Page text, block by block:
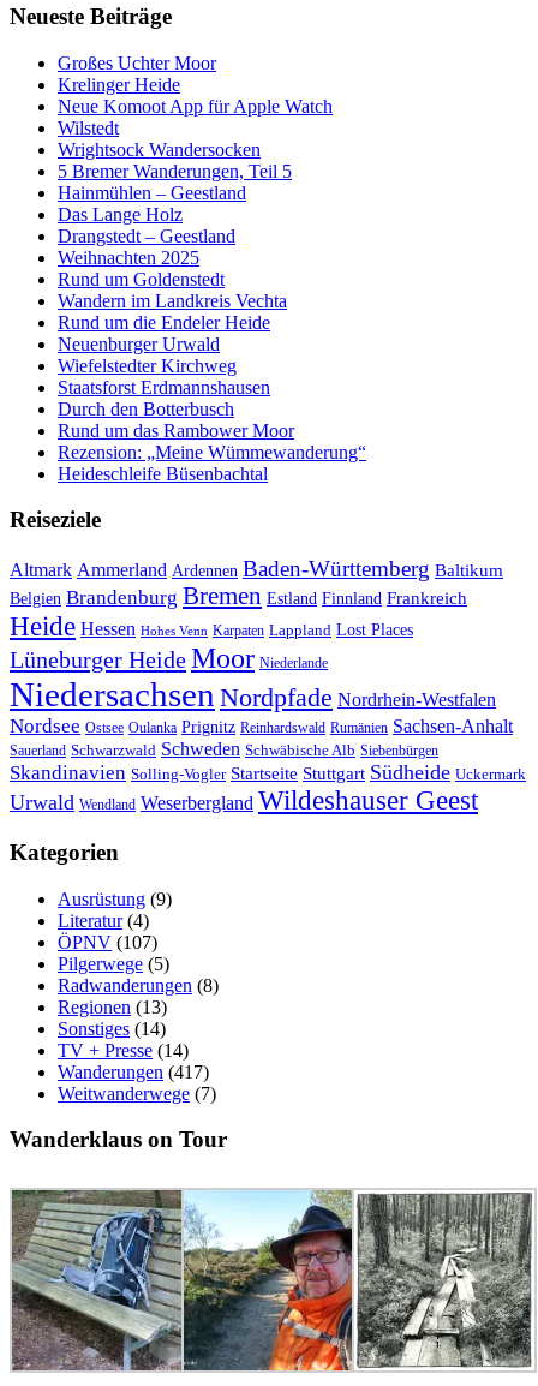
Neueste Beiträge
Großes Uchter Moor
Krelinger Heide
Neue Komoot App für Apple Watch
Wilstedt
Wrightsock Wandersocken
5 Bremer Wanderungen, Teil 5
Hainmühlen – Geestland
Das Lange Holz
Drangstedt – Geestland
Weihnachten 2025
Rund um Goldenstedt
Wandern im Landkreis Vechta
Rund um die Endeler Heide
Neuenburger Urwald
Wiefelstedter Kirchweg
Staatsforst Erdmannshausen
Durch den Botterbusch
Rund um das Rambower Moor
Rezension: „Meine Wümmewanderung“
Heideschleife Büsenbachtal
Reiseziele
Altmark Ammerland Ardennen Baden-Württemberg Baltikum
Belgien Brandenburg Bremen Estland Finnland Frankreich
Heide Hessen Hohes Venn Karpaten Lappland Lost Places
Lüneburger HeideMoor Niederlande
Niedersachsen Nordpfade Nordrhein-Westfalen
Nordsee Ostsee Oulanka Prignitz Reinhardswald Rumänien Sachsen-Anhalt
Sauerland Schwarzwald Schweden Schwäbische Alb Siebenbürgen
Skandinavien Solling-Vogler Startseite Stuttgart Südheide Uckermark
Urwald Wendland Weserbergland Wildeshauser Geest
Kategorien
Ausrüstung (9)
Literatur(4)
ÖPNV (107)
Pilgerwege (5)
Radwanderungen (8)
Regionen (13)
Sonstiges (14)
TV + Presse (14)
Wanderungen (417)
Weitwanderwege (7)
Wanderklaus on Tour